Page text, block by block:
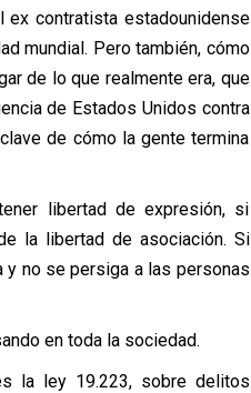
contratista estadounidense
mundial. Pero también, cómo
de lo que realmente era, que
de Estados Unidos contra
de cómo la gente termina
libertad de expresión, si
la libertad de asociación. Si
y no se persiga a las personas
en toda la sociedad.
la ley 19.223, sobre delitos